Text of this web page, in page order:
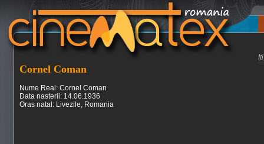
Cornel Coman
Nume Real: Cornel Coman
Data nasterii: 14.06.1936
Oras natal: Livezile, Romania